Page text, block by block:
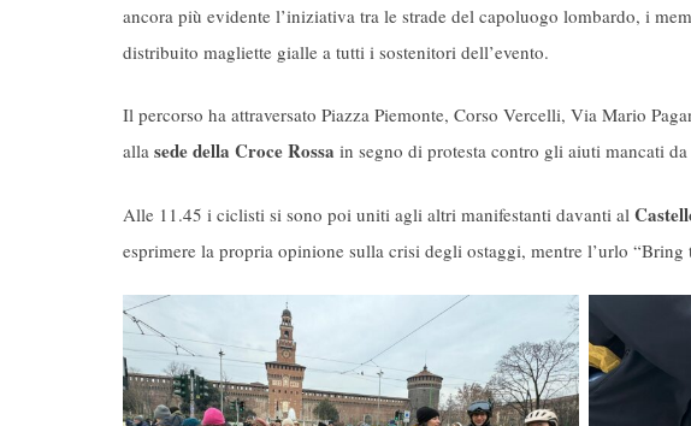
ancora più evidente l’iniziativa tra le strade del capoluogo lombardo, i
distribuito magliette gialle a tutti i sostenitori dell’evento.
Il percorso ha attraversato Piazza Piemonte, Corso Vercelli, Via Mario
alla sede della Croce Rossa in segno di protesta contro gli aiuti mancati da
Alle 11.45 i ciclisti si sono poi uniti agli altri manifestanti davanti al
esprimere la propria opinione sulla crisi degli ostaggi, mentre l’urlo